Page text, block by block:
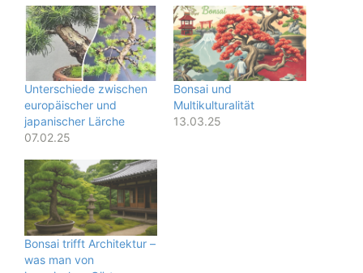
Unterschiede zwischen
europäischer und
japanischer Lärche
07.02.25
Bonsai und
Multikulturalität
13.03.25
Bonsai trifft Architektur –
was man von